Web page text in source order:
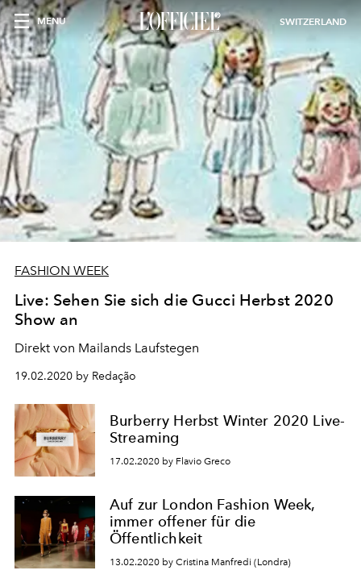
MENU SWITZERLAND
FASHION WEEK
Live: Sehen Sie sich die Gucci Herbst 2020
Show an
Direkt von Mailands Laufstegen
19.02.2020 by Redação
Burberry Herbst Winter 2020 Live-
Streaming
17.02.2020 by Flavio Greco
Auf zur London Fashion Week,
immer offener für die
Öffentlichkeit
13.02.2020 by Cristina Manfredi (Londra)